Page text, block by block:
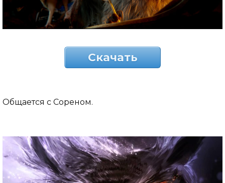
Скачать
Общается с Сореном.